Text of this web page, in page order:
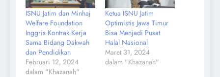
ISNU Jatim dan Minhaj
Welfare Foundation
Inggris Kontrak Kerja
Sama Bidang Dakwah
dan Pendidikan
Februari 12, 2024
dalam "Khazanah"
Ketua ISNU Jatim
Optimistis Jawa Timur
Bisa Menjadi Pusat
Halal Nasional
Maret 31, 2024
dalam "Khazanah"